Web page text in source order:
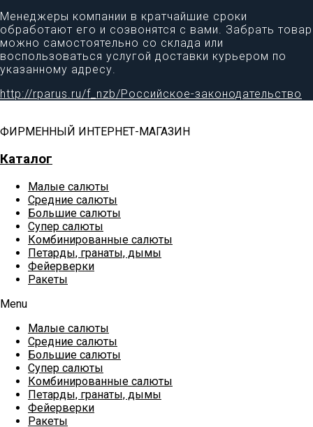
Менеджеры компании в кратчайшие сроки
обработают его и созвонятся с вами. Забрать товар
можно самостоятельно со склада или
воспользоваться услугой доставки курьером по
указанному адресу.
http://rparus.ru/f_nzb/Российское-законодательство
ФИРМЕННЫЙ ИНТЕРНЕТ-МАГАЗИН
Каталог
Малые салюты
Средние салюты
Большие салюты
Супер салюты
Комбинированные салюты
Петарды, гранаты, дымы
Фейерверки
Ракеты
Menu
Малые салюты
Средние салюты
Большие салюты
Супер салюты
Комбинированные салюты
Петарды, гранаты, дымы
Фейерверки
Ракеты